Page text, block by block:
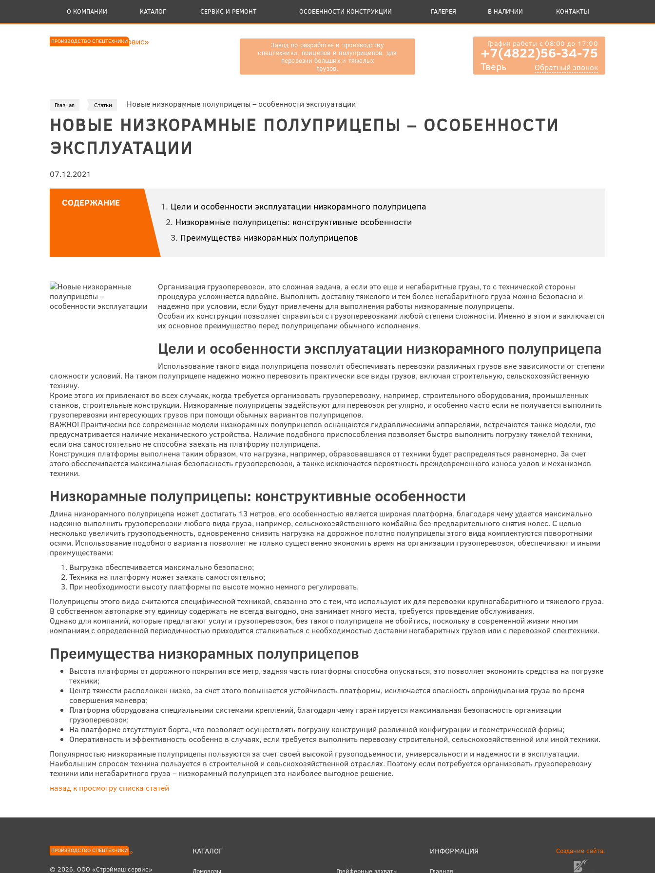
О КОМПАНИИ КАТАЛОГ СЕРВИС И РЕМОНТ ОСОБЕННОСТИ КОНСТРУКЦИИ ГАЛЕРЕЯ В НАЛИЧИИ КОНТАКТЫ
ПРОИЗВОДСТВО СПЕЦТЕХНИКИ
Завод по разработке и производству
спецтехники, прицепов и полуприцепов, для
перевозки больших и тяжелых
грузов.
График работы с 08:00 до 17:00
+7(4822)56-34-75
Тверь Обратный звонок
Главная Статьи Новые низкорамные полуприцепы – особенности эксплуатации
НОВЫЕ НИЗКОРАМНЫЕ ПОЛУПРИЦЕПЫ – ОСОБЕННОСТИ
ЭКСПЛУАТАЦИИ
07.12.2021
СОДЕРЖАНИЕ
Цели и особенности эксплуатации низкорамного полуприцепа
Низкорамные полуприцепы: конструктивные особенности
Преимущества низкорамных полуприцепов
Организация грузоперевозок, это сложная задача, а если это еще и негабаритные грузы, то с технической стороны
процедура усложняется вдвойне. Выполнить доставку тяжелого и тем более негабаритного груза можно безопасно и
надежно при условии, если будут привлечены для выполнения работы низкорамные полуприцепы.
Особая их конструкция позволяет справиться с грузоперевозками любой степени сложности. Именно в этом и заключается
их основное преимущество перед полуприцепами обычного исполнения.
Цели и особенности эксплуатации низкорамного полуприцепа
Использование такого вида полуприцепа позволит обеспечивать перевозки различных грузов вне зависимости от степени
сложности условий. На таком полуприцепе надежно можно перевозить практически все виды грузов, включая строительную, сельскохозяйственную
технику.
Кроме этого их привлекают во всех случаях, когда требуется организовать грузоперевозку, например, строительного оборудования, промышленных
станков, строительные конструкции. Низкорамные полуприцепы задействуют для перевозок регулярно, и особенно часто если не получается выполнить
грузоперевозки интересующих грузов при помощи обычных вариантов полуприцепов.
ВАЖНО! Практически все современные модели низкорамных полуприцепов оснащаются гидравлическими аппарелями, встречаются также модели, где
предусматривается наличие механического устройства. Наличие подобного приспособления позволяет быстро выполнить погрузку тяжелой техники,
если она самостоятельно не способна заехать на платформу полуприцепа.
Конструкция платформы выполнена таким образом, что нагрузка, например, образовавшаяся от техники будет распределяться равномерно. За счет
этого обеспечивается максимальная безопасность грузоперевозок, а также исключается вероятность преждевременного износа узлов и механизмов
техники.
Низкорамные полуприцепы: конструктивные особенности
Длина низкорамного полуприцепа может достигать 13 метров, его особенностью является широкая платформа, благодаря чему удается максимально
надежно выполнить грузоперевозки любого вида груза, например, сельскохозяйственного комбайна без предварительного снятия колес. С целью
несколько увеличить грузоподъемность, одновременно снизить нагрузка на дорожное полотно полуприцепы этого вида комплектуются поворотными
осями. Использование подобного варианта позволяет не только существенно экономить время на организации грузоперевозок, обеспечивают и иными
преимуществами:
Выгрузка обеспечивается максимально безопасно;
Техника на платформу может заехать самостоятельно;
При необходимости высоту платформы по высоте можно немного регулировать.
Полуприцепы этого вида считаются специфической техникой, связанно это с тем, что используют их для перевозки крупногабаритного и тяжелого груза.
В собственном автопарке эту единицу содержать не всегда выгодно, она занимает много места, требуется проведение обслуживания.
Однако для компаний, которые предлагают услуги грузоперевозок, без такого полуприцепа не обойтись, поскольку в современной жизни многим
компаниям с определенной периодичностью приходится сталкиваться с необходимостью доставки негабаритных грузов или с перевозкой спецтехники.
Преимущества низкорамных полуприцепов
Высота платформы от дорожного покрытия все метр, задняя часть платформы способна опускаться, это позволяет экономить средства на погрузке
техники;
Центр тяжести расположен низко, за счет этого повышается устойчивость платформы, исключается опасность опрокидывания груза во время
совершения маневра;
Платформа оборудована специальными системами креплений, благодаря чему гарантируется максимальная безопасность организации
грузоперевозок;
На платформе отсутствуют борта, что позволяет осуществлять погрузку конструкций различной конфигурации и геометрической формы;
Оперативность и эффективность особенно в случаях, если требуется выполнить перевозку строительной, сельскохозяйственной или иной техники.
Популярностью низкорамные полуприцепы пользуются за счет своей высокой грузоподъемности, универсальности и надежности в эксплуатации.
Наибольшим спросом техника пользуется в строительной и сельскохозяйственной отраслях. Поэтому если потребуется организовать грузоперевозку
техники или негабаритного груза – низкорамный полуприцеп это наиболее выгодное решение.
назад к просмотру списка статей
ПРОИЗВОДСТВО СПЕЦТЕХНИКИ
© 2026, ООО «Строймаш сервис»
КАТАЛОГ
Ломовозы Грейферные захваты
ИНФОРМАЦИЯ
Главная
Создание сайта: